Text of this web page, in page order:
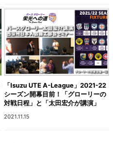
「Isuzu UTE A-League」2021-22
シーズン開幕目前！「グローリーの
対戦日程」と「太田宏介が講演」
2021.11.15